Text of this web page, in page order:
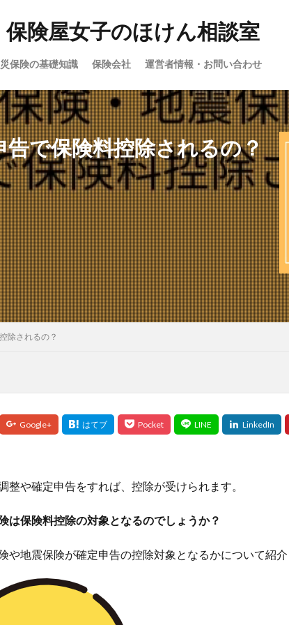
保険屋女子のほけん相談室
保険の基礎知識 保険会社 運営者情報・お問い合わせ
で保険料控除されるの？
除されるの？
整や確定申告をすれば、控除が受けられます。
は保険料控除の対象となるのでしょうか？
や地震保険が確定申告の控除対象となるかについて紹